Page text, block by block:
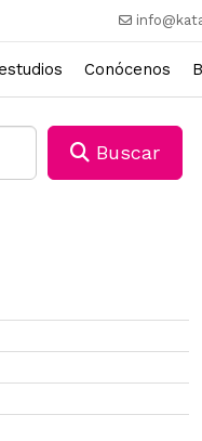
Conócenos
Buscar